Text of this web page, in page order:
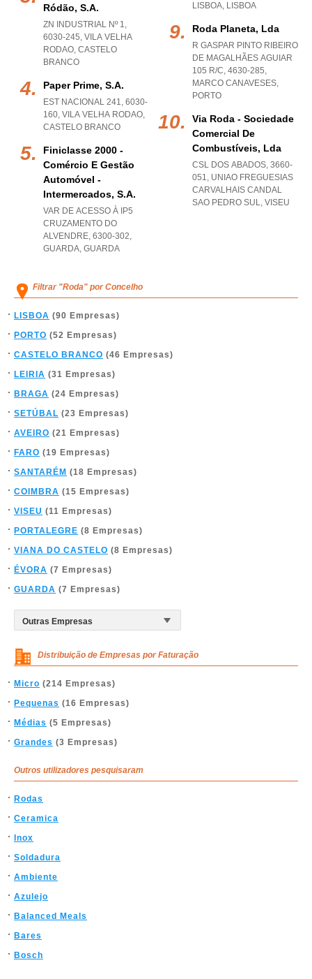
Ródão, S.a.
ZN INDUSTRIAL Nº 1,
6030-245, VILA VELHA
RODAO, CASTELO
BRANCO
Paper Prime, S.a.
EST NACIONAL 241, 6030-
160, VILA VELHA RODAO,
CASTELO BRANCO
Finiclasse 2000 -
Comércio E Gestão
Automóvel -
Intermercados, S.a.
VAR DE ACESSO À IP5
CRUZAMENTO DO
ALVENDRE, 6300-302,
GUARDA, GUARDA
LISBOA, LISBOA
Roda Planeta, Lda
R GASPAR PINTO RIBEIRO
DE MAGALHÃES AGUIAR
105 R/C, 4630-285,
MARCO CANAVESES,
PORTO
Via Roda - Sociedade
Comercial De
Combustíveis, Lda
CSL DOS ABADOS, 3660-
051, UNIAO FREGUESIAS
CARVALHAIS CANDAL
SAO PEDRO SUL, VISEU
Filtrar "Roda" por Concelho
LISBOA (90 Empresas)
PORTO (52 Empresas)
CASTELO BRANCO (46 Empresas)
LEIRIA (31 Empresas)
BRAGA (24 Empresas)
SETÚBAL (23 Empresas)
AVEIRO (21 Empresas)
FARO (19 Empresas)
SANTARÉM (18 Empresas)
COIMBRA (15 Empresas)
VISEU (11 Empresas)
PORTALEGRE (8 Empresas)
VIANA DO CASTELO (8 Empresas)
ÉVORA (7 Empresas)
GUARDA (7 Empresas)
Distribuição de Empresas por Faturação
Micro (214 Empresas)
Pequenas (16 Empresas)
Médias (5 Empresas)
Grandes (3 Empresas)
Outros utilizadores pesquisaram
Rodas
Ceramica
Inox
Soldadura
Ambiente
Azulejo
Balanced Meals
Bares
Bosch